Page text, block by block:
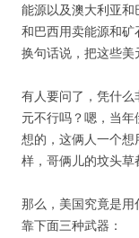
能源以及澳大利亚
和巴西用卖能源和矿
换句话说，把这些美
有人要问了，凭什
元不行吗？嗯，当
想的，这俩人一个
样，哥俩儿的坟头草
那么，美国究竟是用
靠下面三种武器：